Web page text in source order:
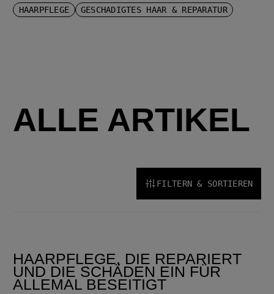
HAARPFLEGE GESCHÄDIGTES HAAR & REPARATUR
ALLE ARTIKEL
FILTERN & SORTIEREN
HAARPFLEGE, DIE REPARIERT
UND DIE SCHÄDEN EIN FÜR
ALLEMAL BESEITIGT